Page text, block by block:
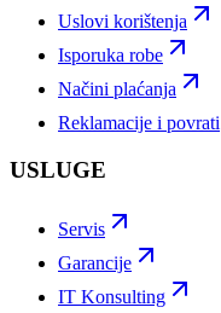
Uslovi korištenja
Isporuka robe
Načini plaćanja
Reklamacije i povrati
USLUGE
Servis
Garancije
IT Konsulting